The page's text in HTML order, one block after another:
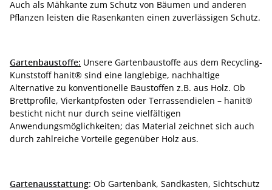
Auch als Mähkante zum Schutz von Bäumen und anderen
Pflanzen leisten die Rasenkanten einen zuverlässigen Schutz.
Gartenbaustoffe: Unsere Gartenbaustoffe aus dem Recycling-
Kunststoff hanit® sind eine langlebige, nachhaltige
Alternative zu konventionelle Baustoffen z.B. aus Holz. Ob
Brettprofile, Vierkantpfosten oder Terrassendielen – hanit®
besticht nicht nur durch seine vielfältigen
Anwendungsmöglichkeiten; das Material zeichnet sich auch
durch zahlreiche Vorteile gegenüber Holz aus.
Gartenausstattung: Ob Gartenbank, Sandkasten, Sichtschutz